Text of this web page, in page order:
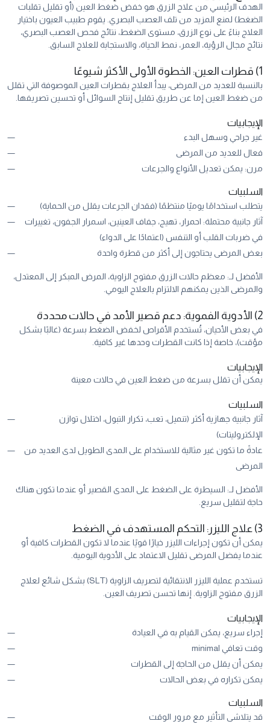
الهدف الرئيسي من علاج الزرق هو خفض ضغط العين (أو تقليل تقلبات
الضغط) لمنع المزيد من تلف العصب البصري. يقوم طبيب العيون باختيار
العلاج بناءً على نوع الزرق، مستوى الضغط، نتائج فحص العصب البصري،
نتائج مجال الرؤية، العمر، نمط الحياة، والاستجابة للعلاج السابق.
1) قطرات العين: الخطوة الأولى الأكثر شيوعًا
بالنسبة للعديد من المرضى، يبدأ العلاج بقطرات العين الموصوفة التي تقلل
من ضغط العين إما عن طريق تقليل إنتاج السوائل أو تحسين تصريفها.
الإيجابيات
غير جراحي وسهل البدء
فعال للعديد من المرضى
مرن: يمكن تعديل الأنواع والجرعات
السلبيات
يتطلب استخدامًا يوميًا منتظمًا (فقدان الجرعات يقلل من الحماية)
آثار جانبية محتملة: احمرار، تهيج، جفاف العينين، اسمرار الجفون، تغييرات
في ضربات القلب أو التنفس (اعتمادًا على الدواء)
بعض المرضى يحتاجون إلى أكثر من قطرة واحدة
الأفضل لـ: معظم حالات الزرق مفتوح الزاوية، المرض المبكر إلى المعتدل،
والمرضى الذين يمكنهم الالتزام بالعلاج اليومي.
2) الأدوية الفموية: دعم قصير الأمد في حالات محددة
في بعض الأحيان، تُستخدم الأقراص لخفض الضغط بسرعة (غالبًا بشكل
مؤقت)، خاصة إذا كانت القطرات وحدها غير كافية.
الإيجابيات
يمكن أن تقلل بسرعة من ضغط العين في حالات معينة
السلبيات
آثار جانبية جهازية أكثر (تنميل، تعب، تكرار التبول، اختلال توازن
الإلكتروليتات)
عادةً ما تكون غير مثالية للاستخدام على المدى الطويل لدى العديد من
المرضى
الأفضل لـ: السيطرة على الضغط على المدى القصير أو عندما تكون هناك
حاجة لتقليل سريع.
3) علاج الليزر: التحكم المستهدف في الضغط
يمكن أن تكون إجراءات الليزر خيارًا قويًا عندما لا تكون القطرات كافية أو
عندما يفضل المرضى تقليل الاعتماد على الأدوية اليومية.
تستخدم عملية الليزر الانتقائية لتصريف الزاوية (SLT) بشكل شائع لعلاج
الزرق مفتوح الزاوية. إنها تحسن تصريف العين.
الإيجابيات
إجراء سريع، يمكن القيام به في العيادة
وقت تعافي minimal
يمكن أن يقلل من الحاجة إلى القطرات
يمكن تكراره في بعض الحالات
السلبيات
قد يتلاشى التأثير مع مرور الوقت